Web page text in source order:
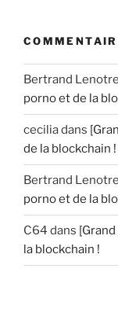
Bertrand Lenotre
porno et de la
ceciliadans
de la blockchain !
Bertrand Lenotre
porno et de la
C64 dans
la blockchain !